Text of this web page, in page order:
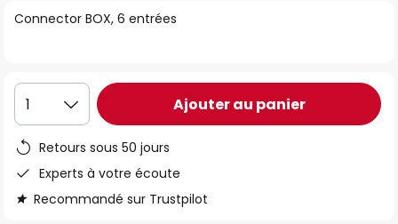
of
gallery
Connector BOX, 6 entrées
1 Ajouter au panier
Retours sous 50 jours
Experts à votre écoute
Recommandé sur Trustpilot